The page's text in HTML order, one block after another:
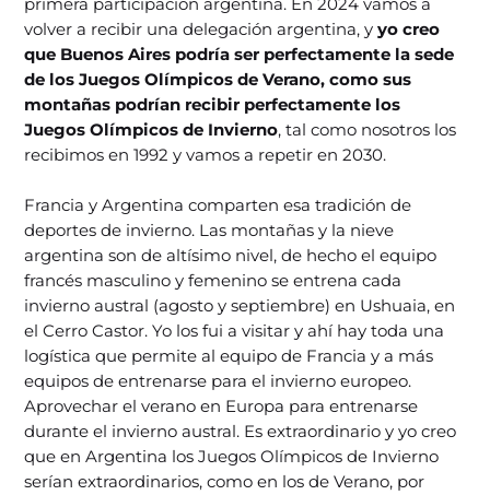
volver a recibir una delegación argentina, yyo creo
que Buenos Aires podría ser perfectamente la sede
de los Juegos Olímpicos de Verano, como sus
montañas podrían recibir perfectamente los
Juegos Olímpicos de Invierno, tal como nosotros los
recibimos en 1992 y vamos a repetir en 2030.
Francia y Argentina comparten esa tradición de
deportes de invierno. Las montañas y la nieve
argentina son de altísimo nivel, de hecho el equipo
francés masculino y femenino se entrena cada
invierno austral (agosto y septiembre) en Ushuaia, en
el Cerro Castor. Yo los fui a visitar y ahí hay toda una
logística que permite al equipo de Francia y a más
equipos de entrenarse para el invierno europeo.
Aprovechar el verano en Europa para entrenarse
durante el invierno austral. Es extraordinario y yo creo
que en Argentina los Juegos Olímpicos de Invierno
serían extraordinarios, como en los de Verano, por